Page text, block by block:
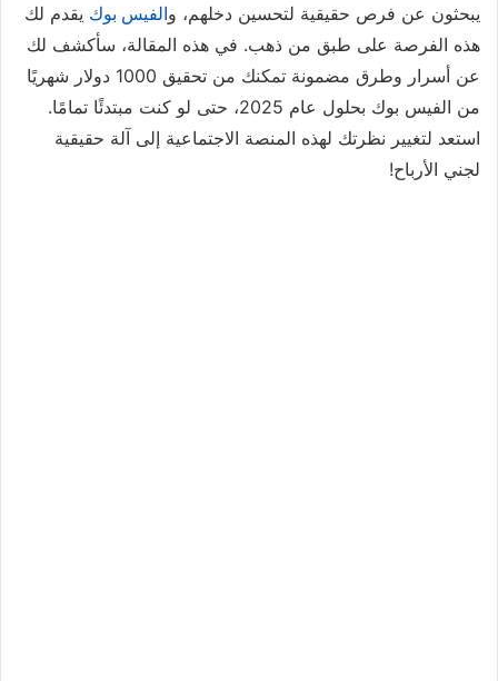
يبحثون عن فرص حقيقية لتحسين دخلهم، والفيس بوك يقدم لك
هذه الفرصة على طبق من ذهب. في هذه المقالة، سأكشف لك
عن أسرار وطرق مضمونة تمكنك من تحقيق 1000 دولار شهريًا
من الفيس بوك بحلول عام 2025، حتى لو كنت مبتدئًا تمامًا.
استعد لتغيير نظرتك لهذه المنصة الاجتماعية إلى آلة حقيقية
لجني الأرباح!